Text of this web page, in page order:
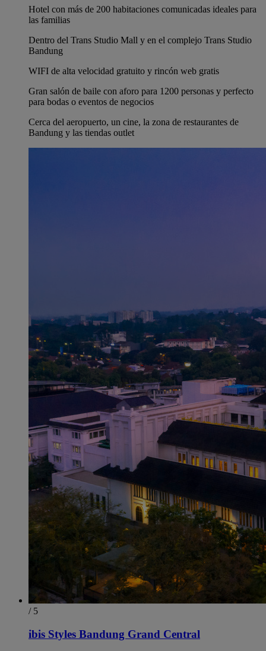
Hotel con más de 200 habitaciones comunicadas ideales para
las familias
Dentro del Trans Studio Mall y en el complejo Trans Studio
Bandung
WIFI de alta velocidad gratuito y rincón web gratis
Gran salón de baile con aforo para 1200 personas y perfecto
para bodas o eventos de negocios
Cerca del aeropuerto, un cine, la zona de restaurantes de
Bandung y las tiendas outlet
/ 5
ibis Styles Bandung Grand Central